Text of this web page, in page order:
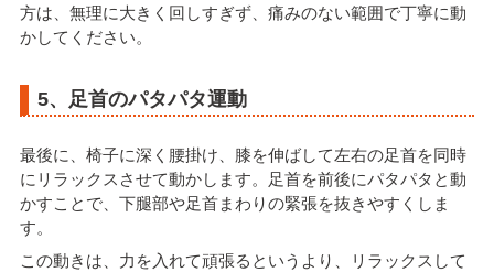
方は、無理に大きく回しすぎず、痛みのない範囲で丁寧に動
かしてください。
5、足首のパタパタ運動
最後に、椅子に深く腰掛け、膝を伸ばして左右の足首を同時
にリラックスさせて動かします。足首を前後にパタパタと動
かすことで、下腿部や足首まわりの緊張を抜きやすくしま
す。
この動きは、力を入れて頑張るというより、リラックスして